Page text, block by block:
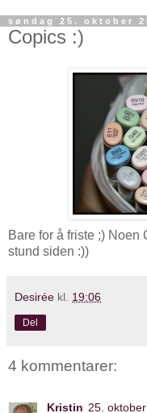
søndag 25. oktober
Copics :)
Bare for å friste ;) Noen
stund siden :))
Desirée kl. 19:06
Del
4 kommentarer:
Kristin 25.